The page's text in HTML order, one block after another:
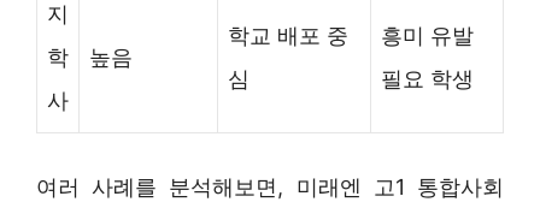
지
학
사
높음
학교 배포 중
심
흥미 유발
필요 학생
여러 사례를 분석해보면, 미래엔 고1 통합사회